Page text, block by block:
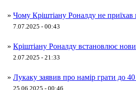
» Чому Кріштіану Роналду не
7.07.2025 - 00:43
» Кріштіану Роналду встановлює
2.07.2025 - 21:33
» Лукаку заявив про намір грати до
25.06.2025 - 00:46